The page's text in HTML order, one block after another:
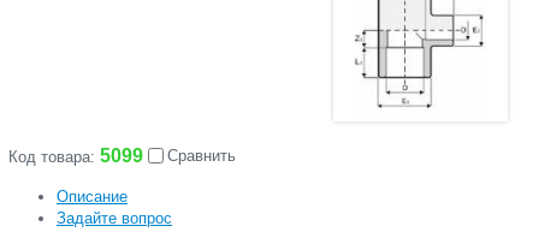
Код товара: 5099 Сравнить
Описание
Задайте вопрос